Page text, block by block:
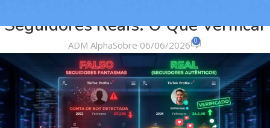
Seguidores Reais: O Que Verificar
ADM AlphaSobre 06/06/2026 0